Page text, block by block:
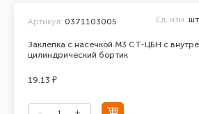
Заклепка с насечкой М3 СТ-ЦБН с
цилиндрический бортик
Артикул: 0371103005 Ед. изм.
19.13 ₽